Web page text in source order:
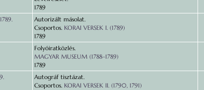
1789
Autorizált másolat.
Csoportos. KORAI VERSEK I. (1789)
1789
Folyóiratközlés.
MAGYAR MUSEUM (1788–1789)
1789
Autográf tisztázat.
Csoportos. KORAI VERSEK II. (1790, 1791)